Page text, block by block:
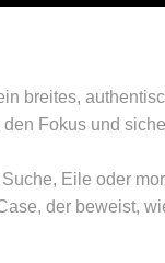
breites,
Fokus und
Eile oder
der beweist,